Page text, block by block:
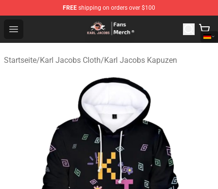
FREE shipping on orders over $100
Open menu
Karl Jacobs Store - Official Karl Jacobs Merchandise
Startseite/Karl Jacobs Cloth/Karl Jacobs Kapuzen